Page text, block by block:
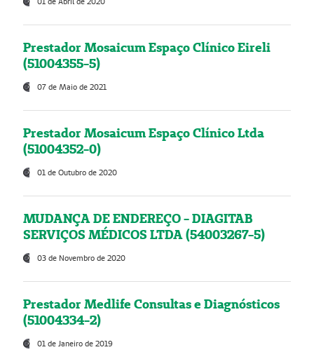
Prestador Mosaicum Espaço Clínico Eireli
(51004355-5)
07 de Maio de 2021
Prestador Mosaicum Espaço Clínico Ltda
(51004352-0)
01 de Outubro de 2020
MUDANÇA DE ENDEREÇO - DIAGITAB
SERVIÇOS MÉDICOS LTDA (54003267-5)
03 de Novembro de 2020
Prestador Medlife Consultas e Diagnósticos
(51004334-2)
01 de Janeiro de 2019